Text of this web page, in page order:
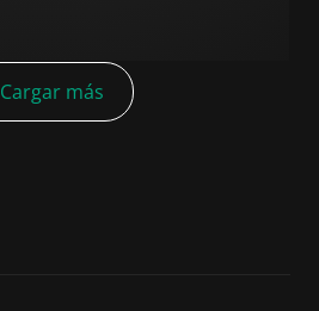
Cargar más